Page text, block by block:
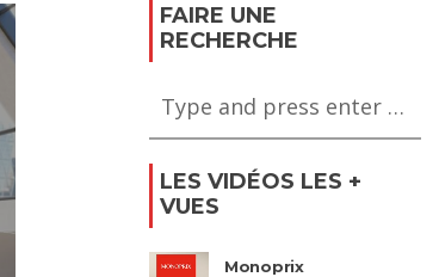
FAIRE UNE
RECHERCHE
LES VIDÉOS LES +
VUES
Monoprix